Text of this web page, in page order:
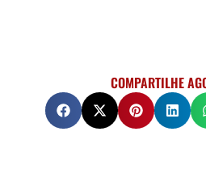
COMPARTILHE